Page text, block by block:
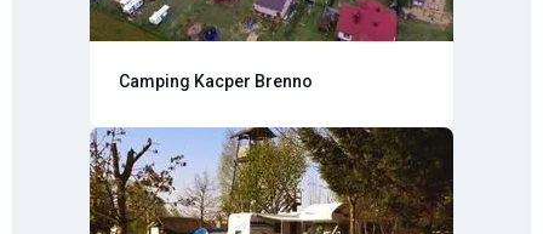
Camping Kacper Brenno